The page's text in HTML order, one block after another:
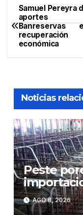
de
Samuel Pereyra
aportes
recuperación
económica
Noticias
Peste
corrales
Licey
AGO 8, 2026